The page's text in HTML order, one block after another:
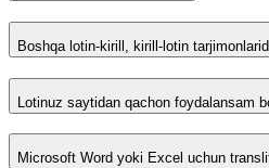
Boshqa lotin-kirill, kirill-lotin
Lotinuz saytidan qachon foydalansam
Microsoft Word yoki Excel uchun